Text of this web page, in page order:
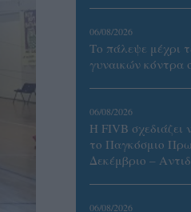
06/08/2026
Το πάλεψε μέχρι
γυναικών κόντρα
06/08/2026
Η FIVB σχεδιάζει
το Παγκόσμιο
Δεκέμβριο –
06/08/2026